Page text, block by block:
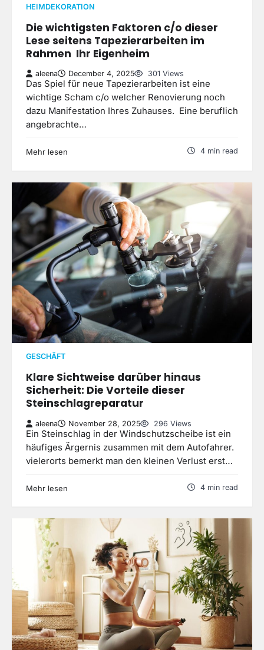
HEIMDEKORATION
Die wichtigsten Faktoren c/o dieser
Lese seitens Tapezierarbeiten im
Rahmen Ihr Eigenheim
aleena December 4, 2025 301 Views
Das Spiel für neue Tapezierarbeiten ist eine
wichtige Scham c/o welcher Renovierung noch
dazu Manifestation Ihres Zuhauses. Eine beruflich
angebrachte…
Mehr lesen 4 min read
GESCHÄFT
Klare Sichtweise darüber hinaus
Sicherheit: Die Vorteile dieser
Steinschlagreparatur
aleena November 28, 2025 296 Views
Ein Steinschlag in der Windschutzscheibe ist ein
häufiges Ärgernis zusammen mit dem Autofahrer.
vielerorts bemerkt man den kleinen Verlust erst…
Mehr lesen 4 min read